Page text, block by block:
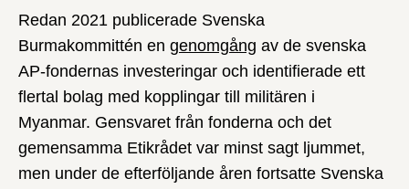
Redan 2021 publicerade Svenska
Burmakommittén en genomgång av de svenska
AP-fondernas investeringar och identifierade ett
flertal bolag med kopplingar till militären i
Myanmar. Gensvaret från fonderna och det
gemensamma Etikrådet var minst sagt ljummet,
men under de efterföljande åren fortsatte Svenska